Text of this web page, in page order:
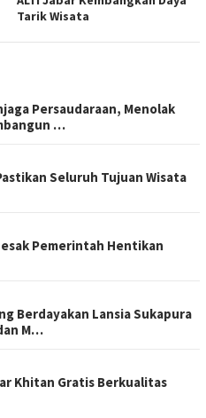
Tarik Wisata
Persaudaraan, Menolak
…
Seluruh Tujuan Wisata
Pemerintah Hentikan
Berdayakan Lansia Sukapura
M…
Khitan Gratis Berkualitas